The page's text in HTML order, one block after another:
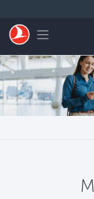
Toggle